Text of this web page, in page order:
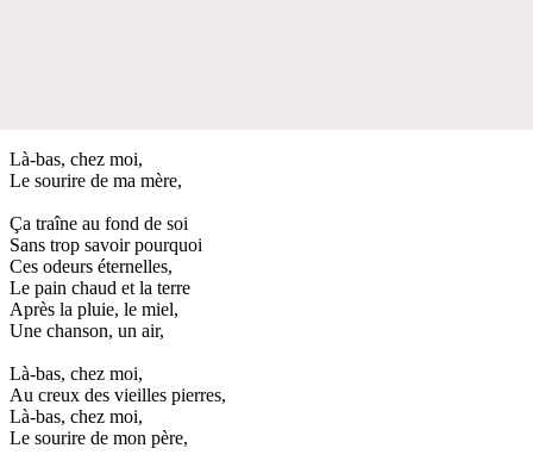
Là-bas, chez moi,
Le sourire de ma mère,
Ça traîne au fond de soi
Sans trop savoir pourquoi
Ces odeurs éternelles,
Le pain chaud et la terre
Après la pluie, le miel,
Une chanson, un air,
Là-bas, chez moi,
Au creux des vieilles pierres,
Là-bas, chez moi,
Le sourire de mon père,